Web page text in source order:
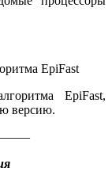
EpiFast
EpiFast,
версию.